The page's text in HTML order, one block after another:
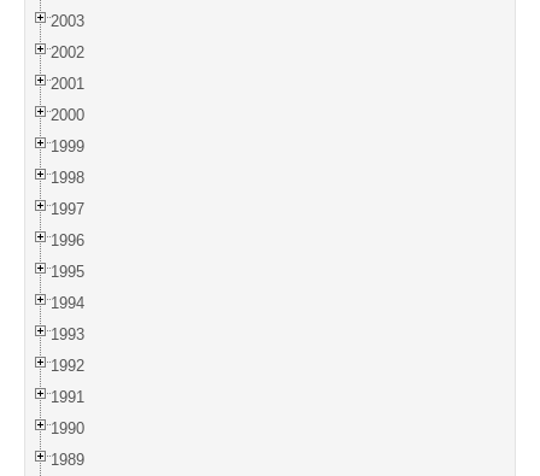
2003
2002
2001
2000
1999
1998
1997
1996
1995
1994
1993
1992
1991
1990
1989